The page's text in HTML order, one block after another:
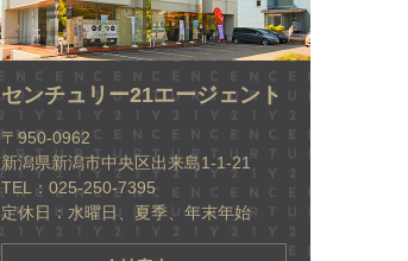
センチュリー21エージェント
〒950-0962
新潟県新潟市中央区出来島1-1-21
TEL：025-250-7395
定休日：水曜日、夏季、年末年始